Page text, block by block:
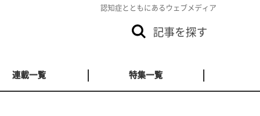
認知症とともにあるウェブメディア
記事を探す
連載一覧 特集一覧